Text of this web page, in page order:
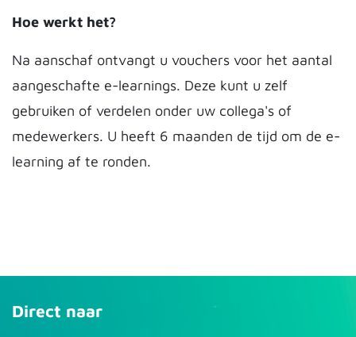
Hoe werkt het?
Na aanschaf ontvangt u vouchers voor het aantal
aangeschafte e-learnings. Deze kunt u zelf
gebruiken of verdelen onder uw collega's of
medewerkers. U heeft 6 maanden de tijd om de e-
learning af te ronden.
Direct naar